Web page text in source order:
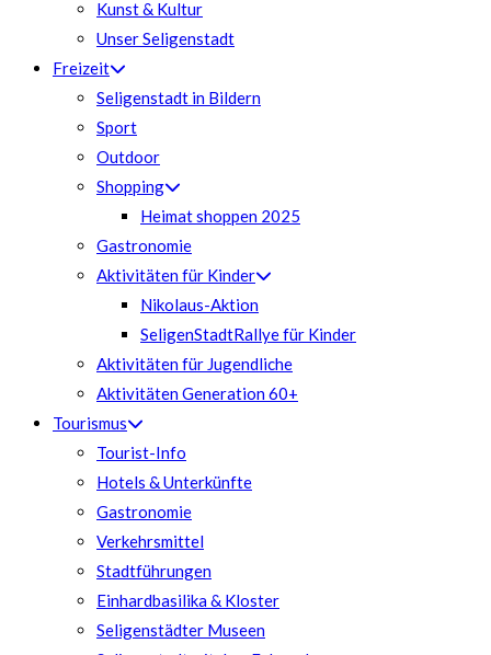
Kunst & Kultur
Unser Seligenstadt
Freizeit
Seligenstadt in Bildern
Sport
Outdoor
Shopping
Heimat shoppen 2025
Gastronomie
Aktivitäten für Kinder
Nikolaus-Aktion
SeligenStadtRallye für Kinder
Aktivitäten für Jugendliche
Aktivitäten Generation 60+
Tourismus
Tourist-Info
Hotels & Unterkünfte
Gastronomie
Verkehrsmittel
Stadtführungen
Einhardbasilika & Kloster
Seligenstädter Museen